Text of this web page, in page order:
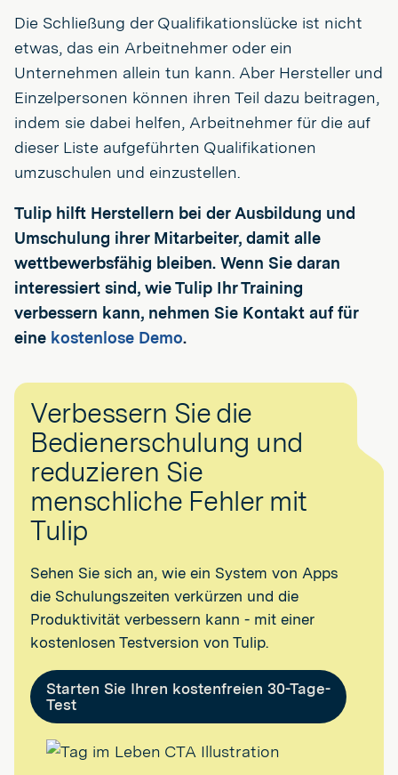
Die Schließung der Qualifikationslücke ist nicht
etwas, das ein Arbeitnehmer oder ein
Unternehmen allein tun kann. Aber Hersteller und
Einzelpersonen können ihren Teil dazu beitragen,
indem sie dabei helfen, Arbeitnehmer für die auf
dieser Liste aufgeführten Qualifikationen
umzuschulen und einzustellen.
Tulip hilft Herstellern bei der Ausbildung und
Umschulung ihrer Mitarbeiter, damit alle
wettbewerbsfähig bleiben. Wenn Sie daran
interessiert sind, wie Tulip Ihr Training
verbessern kann, nehmen Sie Kontakt auf für
eine kostenlose Demo.
Verbessern Sie die
Bedienerschulung und
reduzieren Sie
menschliche Fehler mit
Tulip
Sehen Sie sich an, wie ein System von Apps
die Schulungszeiten verkürzen und die
Produktivität verbessern kann - mit einer
kostenlosen Testversion von Tulip.
Starten Sie Ihren kostenfreien 30-Tage-
Test